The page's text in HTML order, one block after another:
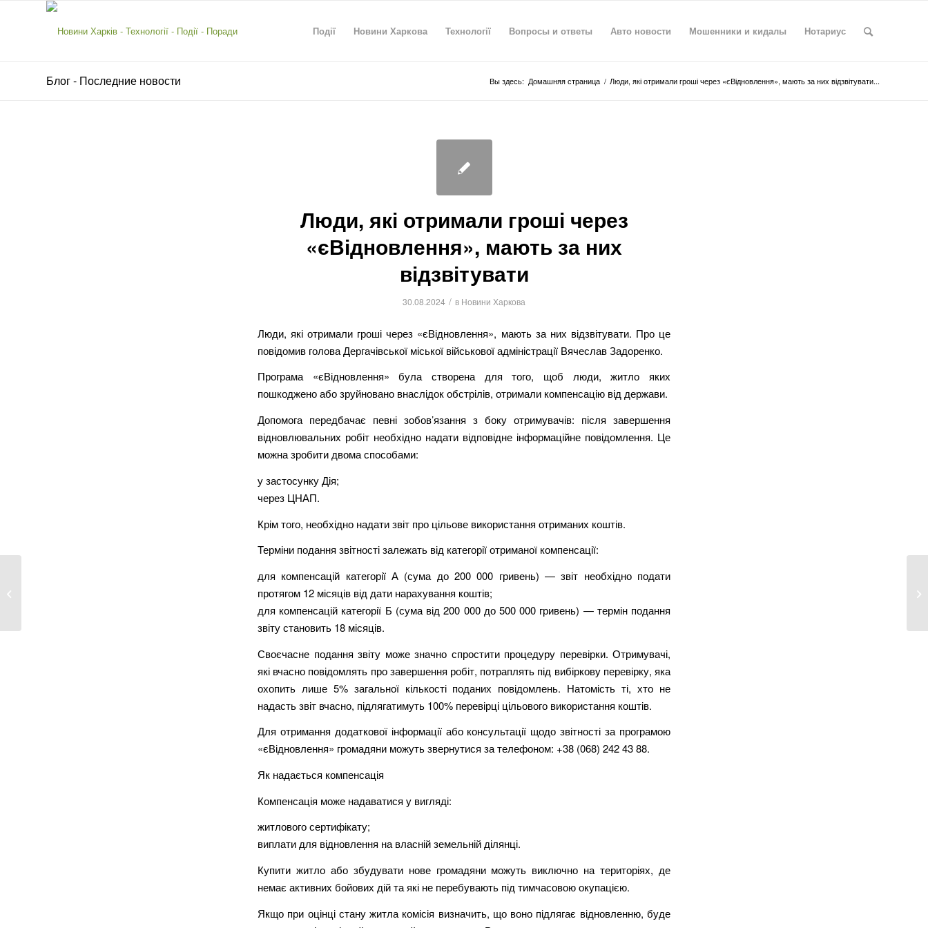
Події Новини Харкова Технології Вопросы и ответы Авто новости Мошенники и кидалы Нотариус
Блог - Последние новости Вы здесь: Домашняя страница / Люди, які отримали гроші через «єВідновлення», мають за них відзвітувати...
Люди, які отримали гроші через
«єВідновлення», мають за них
відзвітувати
30.08.2024 / в Новини Харкова
Люди, які отримали гроші через «єВідновлення», мають за них відзвітувати. Про це
повідомив голова Дергачівської міської військової адміністрації Вячеслав Задоренко.
Програма «єВідновлення» була створена для того, щоб люди, житло яких
пошкоджено або зруйновано внаслідок обстрілів, отримали компенсацію від держави.
Допомога передбачає певні зобов’язання з боку отримувачів: після завершення
відновлювальних робіт необхідно надати відповідне інформаційне повідомлення. Це
можна зробити двома способами:
у застосунку Дія;
через ЦНАП.
Крім того, необхідно надати звіт про цільове використання отриманих коштів.
Терміни подання звітності залежать від категорії отриманої компенсації:
для компенсацій категорії А (сума до 200 000 гривень) — звіт необхідно подати
протягом 12 місяців від дати нарахування коштів;
для компенсацій категорії Б (сума від 200 000 до 500 000 гривень) — термін подання
звіту становить 18 місяців.
Своєчасне подання звіту може значно спростити процедуру перевірки. Отримувачі,
які вчасно повідомлять про завершення робіт, потраплять під вибіркову перевірку, яка
охопить лише 5% загальної кількості поданих повідомлень. Натомість ті, хто не
надасть звіт вчасно, підлягатимуть 100% перевірці цільового використання коштів.
Для отримання додаткової інформації або консультації щодо звітності за програмою
«єВідновлення» громадяни можуть звернутися за телефоном: +38 (068) 242 43 88.
Як надається компенсація
Компенсація може надаватися у вигляді:
житлового сертифікату;
виплати для відновлення на власній земельній ділянці.
Купити житло або збудувати нове громадяни можуть виключно на територіях, де
немає активних бойових дій та які не перебувають під тимчасовою окупацією.
Якщо при оцінці стану житла комісія визначить, що воно підлягає відновленню, буде